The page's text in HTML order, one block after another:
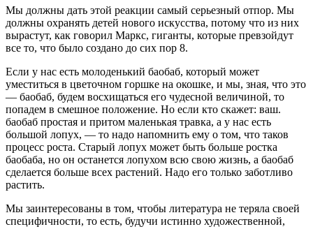
Мы должны дать этой реакции самый серьезный отпор. Мы
должны охранять детей нового искусства, потому что из них
вырастут, как говорил Маркс, гиганты, которые превзойдут
все то, что было создано до сих пор 8.
Если у нас есть молоденький баобаб, который может
уместиться в цветочном горшке на окошке, и мы, зная, что это
— баобаб, будем восхищаться его чудесной величиной, то
попадем в смешное положение. Но если кто скажет: ваш.
баобаб простая и притом маленькая травка, а у нас есть
большой лопух, — то надо напомнить ему о том, что таков
процесс роста. Старый лопух может быть больше ростка
баобаба, но он останется лопухом всю свою жизнь, а баобаб
сделается больше всех растений. Надо его только заботливо
растить.
Мы заинтересованы в том, чтобы литература не теряла своей
специфичности, то есть, будучи истинно художественной,